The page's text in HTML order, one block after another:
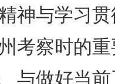
神与学习
考察时的
与做好当